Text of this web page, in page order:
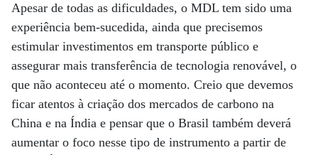
Apesar de todas as dificuldades, o MDL tem sido uma
experiência bem-sucedida, ainda que precisemos
estimular investimentos em transporte público e
assegurar mais transferência de tecnologia renovável, o
que não aconteceu até o momento. Creio que devemos
ficar atentos à criação dos mercados de carbono na
China e na Índia e pensar que o Brasil também deverá
aumentar o foco nesse tipo de instrumento a partir de